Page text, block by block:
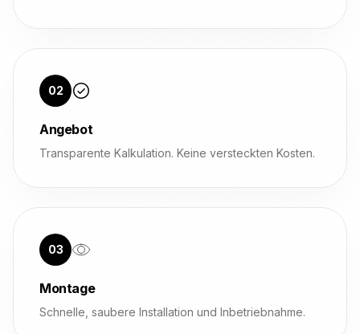
02
Angebot
Transparente Kalkulation. Keine versteckten Kosten.
03
Montage
Schnelle, saubere Installation und Inbetriebnahme.